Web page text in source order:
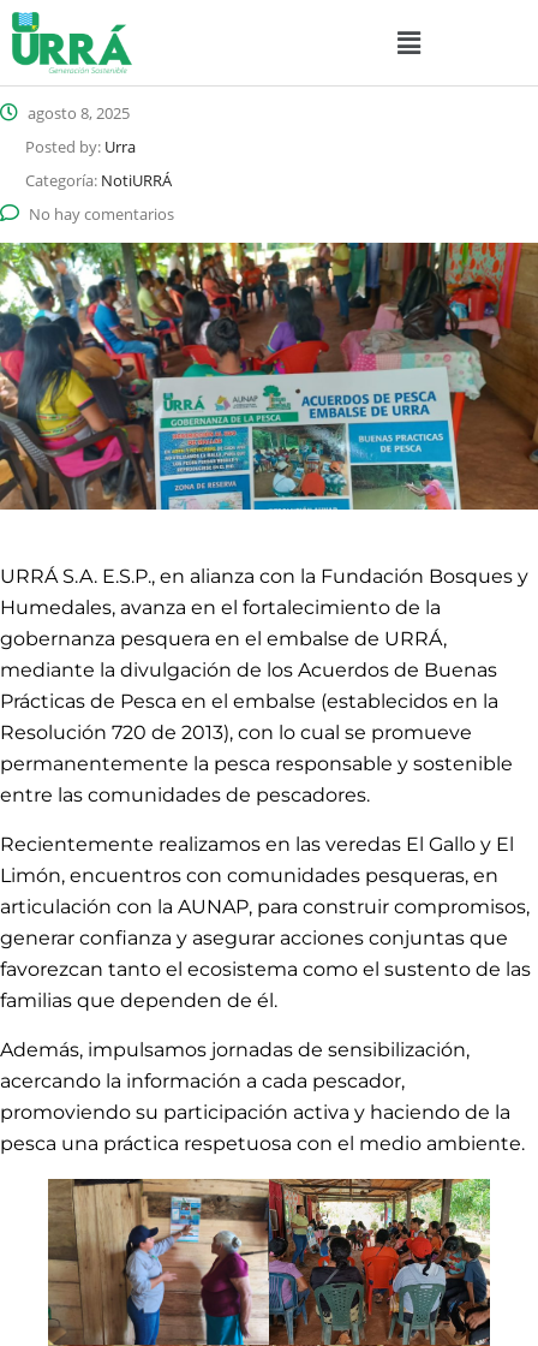
agosto 8, 2025
Posted by: Urra
Categoría: NotiURRÁ
No hay comentarios
URRÁ S.A. E.S.P., en alianza con la Fundación Bosques y
Humedales, avanza en el fortalecimiento de la
gobernanza pesquera en el embalse de URRÁ,
mediante la divulgación de los Acuerdos de Buenas
Prácticas de Pesca en el embalse (establecidos en la
Resolución 720 de 2013), con lo cual se promueve
permanentemente la pesca responsable y sostenible
entre las comunidades de pescadores.
Recientemente realizamos en las veredas El Gallo y El
Limón, encuentros con comunidades pesqueras, en
articulación con la AUNAP, para construir compromisos,
generar confianza y asegurar acciones conjuntas que
favorezcan tanto el ecosistema como el sustento de las
familias que dependen de él.
Además, impulsamos jornadas de sensibilización,
acercando la información a cada pescador,
promoviendo su participación activa y haciendo de la
pesca una práctica respetuosa con el medio ambiente.